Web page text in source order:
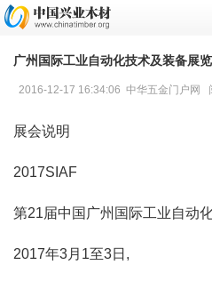
广州国际工业自动化技术及装备展
2016-12-17 16:34:06 中华五金门户网
展会说明
2017SIAF
第21届中国广州国际工业自动
2017年3月1至3日,